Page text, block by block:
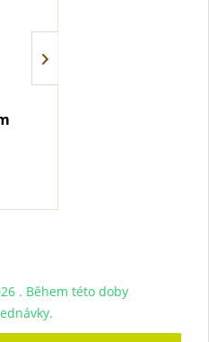
. Během této doby